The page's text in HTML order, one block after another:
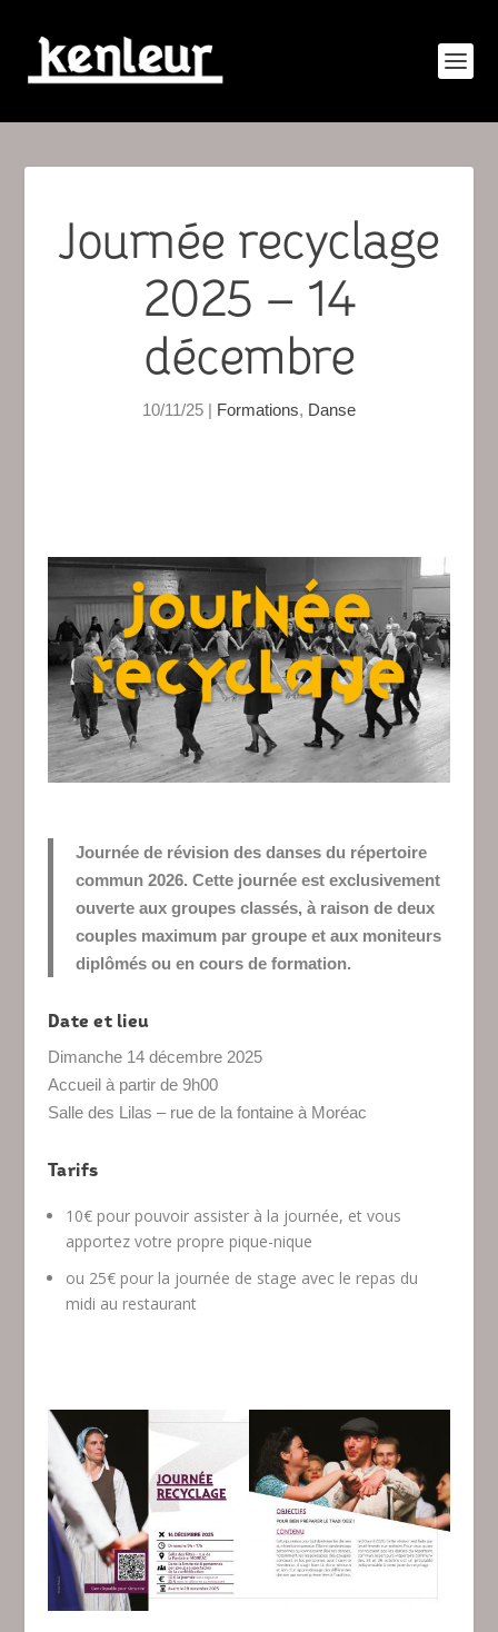
Journée recyclage
2025 – 14
décembre
10/11/25 | Formations, Danse
Journée de révision des danses du répertoire
commun 2026. Cette journée est exclusivement
ouverte aux groupes classés, à raison de deux
couples maximum par groupe et aux moniteurs
diplômés ou en cours de formation.
Date et lieu
Dimanche 14 décembre 2025
Accueil à partir de 9h00
Salle des Lilas – rue de la fontaine à Moréac
Tarifs
10€ pour pouvoir assister à la journée, et vous
apportez votre propre pique-nique
ou 25€ pour la journée de stage avec le repas du
midi au restaurant